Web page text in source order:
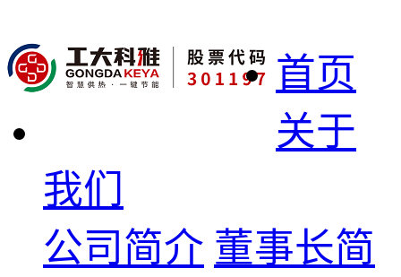
首页
关于
我们
公司简介 董事长简